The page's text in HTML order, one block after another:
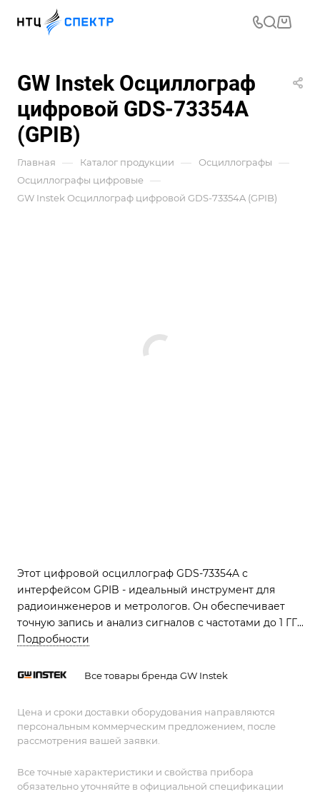
GW Instek Осциллограф
цифровой GDS-73354A
(GPIB)
Главная — Каталог продукции — Осциллографы —
Осциллографы цифровые —
GW Instek Осциллограф цифровой GDS-73354A (GPIB)
Этот цифровой осциллограф GDS-73354A с
интерфейсом GPIB - идеальный инструмент для
радиоинженеров и метрологов. Он обеспечивает
точную запись и анализ сигналов с частотами до 1 ГГц
и разрешением до 1 Гс/дбл.
Подробности
Все товары бренда GW Instek
Цена и сроки доставки оборудования направляются
персональным коммерческим предложением, после
рассмотрения вашей заявки.
Все точные характеристики и свойства прибора
обязательно уточняйте в официальной спецификации